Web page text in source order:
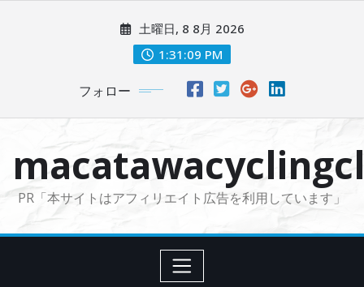
に
土曜日, 8 8月 2026
1:31:10 PM
フォロー
PR「本サイトはアフィリエイト広告を利用しています」